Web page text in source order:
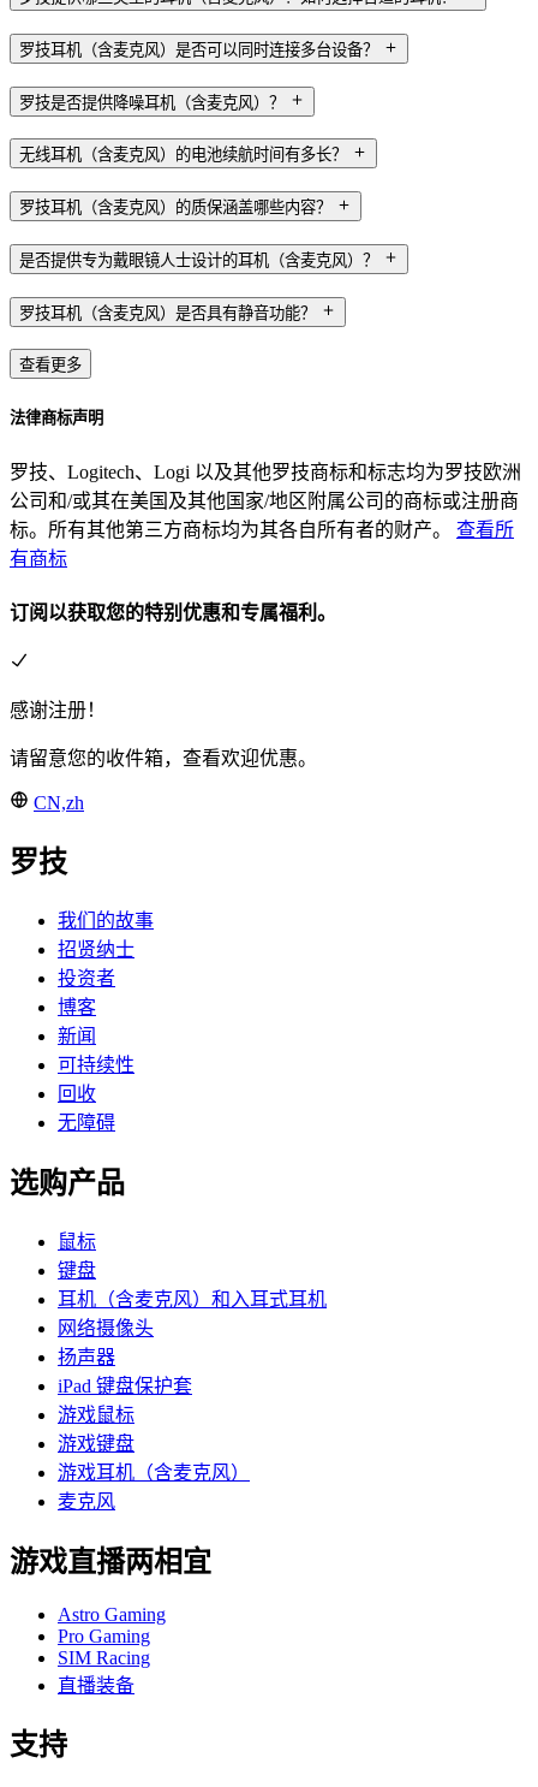
罗技耳机（含麦克风）是否可以同时连接多台设备？
罗技是否提供降噪耳机（含麦克风）？
无线耳机（含麦克风）的电池续航时间有多长？
罗技耳机（含麦克风）的质保涵盖哪些内容？
是否提供专为戴眼镜人士设计的耳机（含麦克风）？
罗技耳机（含麦克风）是否具有静音功能？
查看更多
法律商标声明
罗技、Logitech、Logi 以及其他罗技商标和标志均为罗技欧洲
公司和/或其在美国及其他国家/地区附属公司的商标或注册商
标。所有其他第三方商标均为其各自所有者的财产。 查看所
有商标
订阅以获取您的特别优惠和专属福利。
感谢注册！
请留意您的收件箱，查看欢迎优惠。
CN,zh
罗技
我们的故事
招贤纳士
投资者
博客
新闻
可持续性
回收
无障碍
选购产品
鼠标
键盘
耳机（含麦克风）和入耳式耳机
网络摄像头
扬声器
iPad 键盘保护套
游戏鼠标
游戏键盘
游戏耳机（含麦克风）
麦克风
游戏直播两相宜
Astro Gaming
Pro Gaming
SIM Racing
直播装备
支持